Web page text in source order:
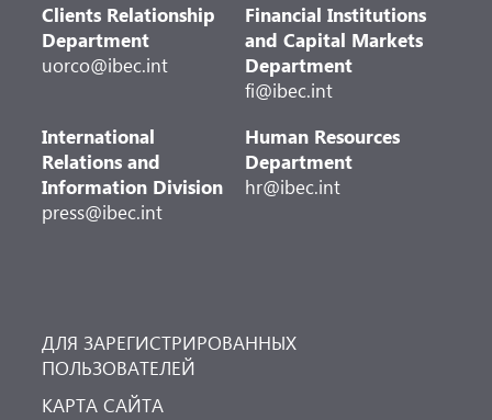
Clients Relationship
Department
uorco@ibec.int
Financial Institutions
and Capital Markets
Department
fi@ibec.int
International
Relations and
Information Division
press@ibec.int
Human Resources
Department
hr@ibec.int
ДЛЯ ЗАРЕГИСТРИРОВАННЫХ
ПОЛЬЗОВАТЕЛЕЙ
КАРТА САЙТА